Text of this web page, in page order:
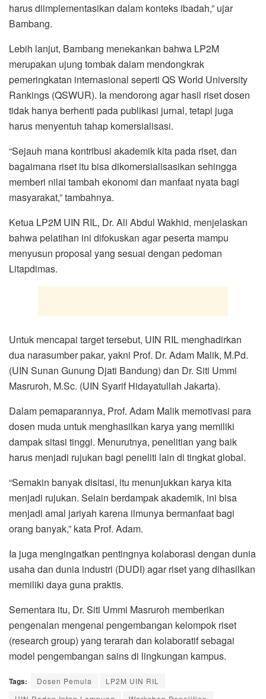
harus diimplementasikan dalam konteks ibadah,” ujar
Bambang.
Lebih lanjut, Bambang menekankan bahwa LP2M
merupakan ujung tombak dalam mendongkrak
pemeringkatan internasional seperti QS World University
Rankings (QSWUR). Ia mendorong agar hasil riset dosen
tidak hanya berhenti pada publikasi jurnal, tetapi juga
harus menyentuh tahap komersialisasi.
“Sejauh mana kontribusi akademik kita pada riset, dan
bagaimana riset itu bisa dikomersialisasikan sehingga
memberi nilai tambah ekonomi dan manfaat nyata bagi
masyarakat,” tambahnya.
Ketua LP2M UIN RIL, Dr. Ali Abdul Wakhid, menjelaskan
bahwa pelatihan ini difokuskan agar peserta mampu
menyusun proposal yang sesuai dengan pedoman
Litapdimas.
Untuk mencapai target tersebut, UIN RIL menghadirkan
dua narasumber pakar, yakni Prof. Dr. Adam Malik, M.Pd.
(UIN Sunan Gunung Djati Bandung) dan Dr. Siti Ummi
Masruroh, M.Sc. (UIN Syarif Hidayatullah Jakarta).
Dalam pemaparannya, Prof. Adam Malik memotivasi para
dosen muda untuk menghasilkan karya yang memiliki
dampak sitasi tinggi. Menurutnya, penelitian yang baik
harus menjadi rujukan bagi peneliti lain di tingkat global.
“Semakin banyak disitasi, itu menunjukkan karya kita
menjadi rujukan. Selain berdampak akademik, ini bisa
menjadi amal jariyah karena ilmunya bermanfaat bagi
orang banyak,” kata Prof. Adam.
Ia juga mengingatkan pentingnya kolaborasi dengan dunia
usaha dan dunia industri (DUDI) agar riset yang dihasilkan
memiliki daya guna praktis.
Sementara itu, Dr. Siti Ummi Masruroh memberikan
pengenalan mengenai pengembangan kelompok riset
(research group) yang terarah dan kolaboratif sebagai
model pengembangan sains di lingkungan kampus.
Tags: Dosen Pemula
LP2M UIN RIL